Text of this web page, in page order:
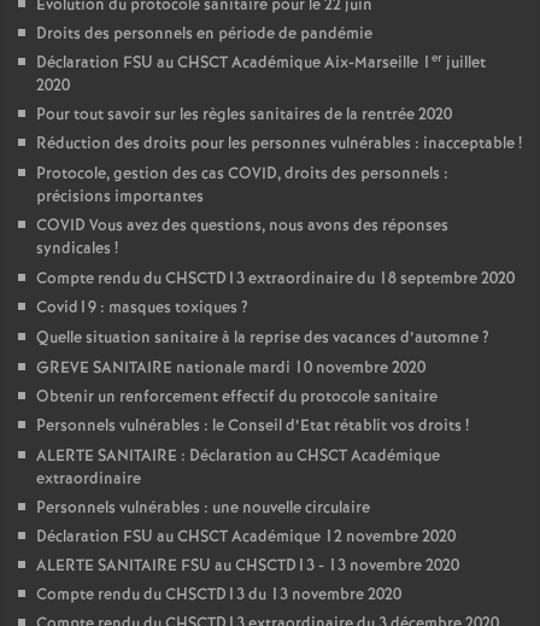
Evolution du protocole sanitaire pour le 22 juin
Droits des personnels en période de pandémie
Déclaration FSU au CHSCT Académique Aix-Marseille 1 er juillet
2020
Pour tout savoir sur les règles sanitaires de la rentrée 2020
Réduction des droits pour les personnes vulnérables : inacceptable!
Protocole, gestion des cas COVID, droits des personnels :
précisions importantes
COVID Vous avez des questions, nous avons des réponses
syndicales !
Compte rendu du CHSCTD13 extraordinaire du 18 septembre 2020
Covid19 : masques toxiques ?
Quelle situation sanitaire à la reprise des vacances d’automne?
GREVE SANITAIRE nationale mardi 10 novembre 2020
Obtenir un renforcement effectif du protocole sanitaire
Personnels vulnérables : le Conseil d’Etat rétablit vos droits !
ALERTE SANITAIRE : Déclaration au CHSCT Académique
extraordinaire
Personnels vulnérables : une nouvelle circulaire
Déclaration FSU au CHSCT Académique 12 novembre 2020
ALERTE SANITAIRE FSU au CHSCTD13 - 13 novembre 2020
Compte rendu du CHSCTD13 du 13 novembre 2020